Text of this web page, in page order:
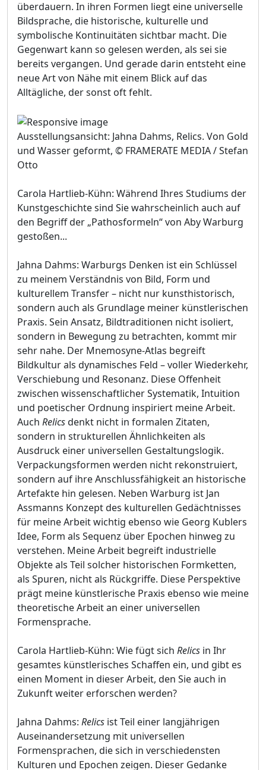
überdauern. In ihren Formen liegt eine universelle
Bildsprache, die historische, kulturelle und
symbolische Kontinuitäten sichtbar macht. Die
Gegenwart kann so gelesen werden, als sei sie
bereits vergangen. Und gerade darin entsteht eine
neue Art von Nähe mit einem Blick auf das
Alltägliche, der sonst oft fehlt.
Ausstellungsansicht: Jahna Dahms, Relics. Von Gold
und Wasser geformt, © FRAMERATE MEDIA / Stefan
Otto
Carola Hartlieb-Kühn: Während Ihres Studiums der
Kunstgeschichte sind Sie wahrscheinlich auch auf
den Begriff der „Pathosformeln“ von Aby Warburg
gestoßen...
Jahna Dahms: Warburgs Denken ist ein Schlüssel
zu meinem Verständnis von Bild, Form und
kulturellem Transfer – nicht nur kunsthistorisch,
sondern auch als Grundlage meiner künstlerischen
Praxis. Sein Ansatz, Bildtraditionen nicht isoliert,
sondern in Bewegung zu betrachten, kommt mir
sehr nahe. Der Mnemosyne-Atlas begreift
Bildkultur als dynamisches Feld – voller Wiederkehr,
Verschiebung und Resonanz. Diese Offenheit
zwischen wissenschaftlicher Systematik, Intuition
und poetischer Ordnung inspiriert meine Arbeit.
Auch Relicsdenkt nicht in formalen Zitaten,
sondern in strukturellen Ähnlichkeiten als
Ausdruck einer universellen Gestaltungslogik.
Verpackungsformen werden nicht rekonstruiert,
sondern auf ihre Anschlussfähigkeit an historische
Artefakte hin gelesen. Neben Warburg ist Jan
Assmanns Konzept des kulturellen Gedächtnisses
für meine Arbeit wichtig ebenso wie Georg Kublers
Idee, Form als Sequenz über Epochen hinweg zu
verstehen. Meine Arbeit begreift industrielle
Objekte als Teil solcher historischen Formketten,
als Spuren, nicht als Rückgriffe. Diese Perspektive
prägt meine künstlerische Praxis ebenso wie meine
theoretische Arbeit an einer universellen
Formensprache.
Carola Hartlieb-Kühn: Wie fügt sich Relics in Ihr
gesamtes künstlerisches Schaffen ein, und gibt es
einen Moment in dieser Arbeit, den Sie auch in
Zukunft weiter erforschen werden?
Jahna Dahms: Relics ist Teil einer langjährigen
Auseinandersetzung mit universellen
Formensprachen, die sich in verschiedensten
Kulturen und Epochen zeigen. Dieser Gedanke